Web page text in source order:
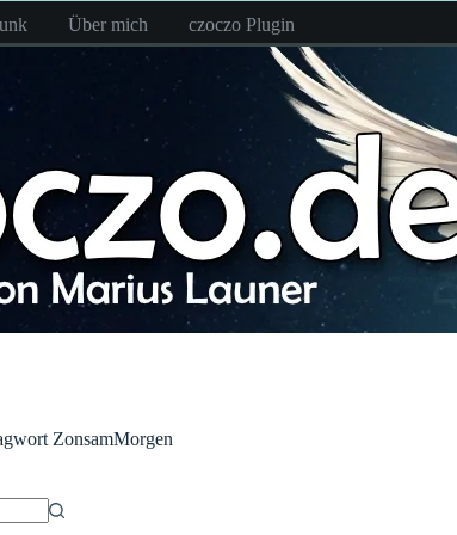
Über mich czoczo Plugin
ZonsamMorgen